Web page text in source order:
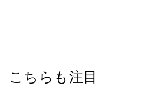
こちらも注目